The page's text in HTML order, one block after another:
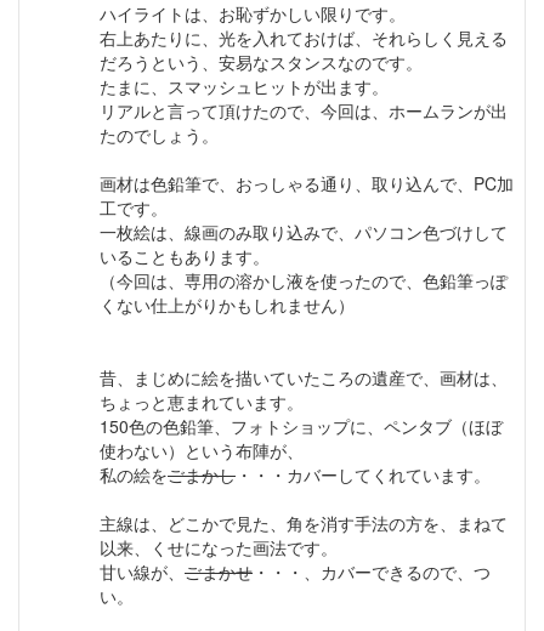
ハイライトは、お恥ずかしい限りです。
右上あたりに、光を入れておけば、それらしく見える
だろうという、安易なスタンスなのです。
たまに、スマッシュヒットが出ます。
リアルと言って頂けたので、今回は、ホームランが出
たのでしょう。
画材は色鉛筆で、おっしゃる通り、取り込んで、PC加
工です。
一枚絵は、線画のみ取り込みで、パソコン色づけして
いることもあります。
（今回は、専用の溶かし液を使ったので、色鉛筆っぽ
くない仕上がりかもしれません）
昔、まじめに絵を描いていたころの遺産で、画材は、
ちょっと恵まれています。
150色の色鉛筆、フォトショップに、ペンタブ（ほぼ
使わない）という布陣が、
私の絵をごまかし ・・・カバーしてくれています。
主線は、どこかで見た、角を消す手法の方を、まねて
以来、くせになった画法です。
甘い線が、 ごまかせ ・・・、カバーできるので、つ
い。